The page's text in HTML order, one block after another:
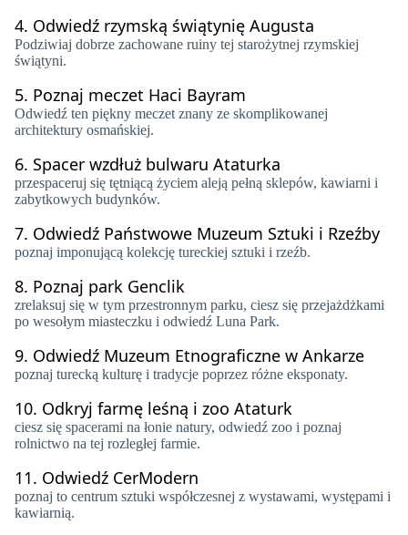
4. Odwiedź rzymską świątynię Augusta
Podziwiaj dobrze zachowane ruiny tej starożytnej rzymskiej
świątyni.
5. Poznaj meczet Haci Bayram
Odwiedź ten piękny meczet znany ze skomplikowanej
architektury osmańskiej.
6. Spacer wzdłuż bulwaru Ataturka
przespaceruj się tętniącą życiem aleją pełną sklepów, kawiarni i
zabytkowych budynków.
7. Odwiedź Państwowe Muzeum Sztuki i Rzeźby
poznaj imponującą kolekcję tureckiej sztuki i rzeźb.
8. Poznaj park Genclik
zrelaksuj się w tym przestronnym parku, ciesz się przejażdżkami
po wesołym miasteczku i odwiedź Luna Park.
9. Odwiedź Muzeum Etnograficzne w Ankarze
poznaj turecką kulturę i tradycje poprzez różne eksponaty.
10. Odkryj farmę leśną i zoo Ataturk
​​ciesz się spacerami na łonie natury, odwiedź zoo i poznaj
rolnictwo na tej rozległej farmie.
11. Odwiedź CerModern
poznaj to centrum sztuki współczesnej z wystawami, występami i
kawiarnią.